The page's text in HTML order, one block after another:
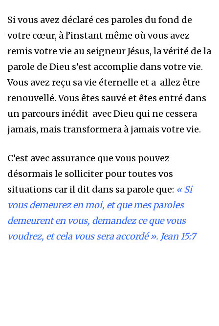
Si vous avez déclaré ces paroles du fond de
votre cœur, à l’instant même où vous avez
remis votre vie au seigneur Jésus, la vérité de la
parole de Dieu s’est accomplie dans votre vie.
Vous avez reçu sa vie éternelle et a allez être
renouvellé. Vous êtes sauvé et êtes entré dans
un parcours inédit avec Dieu qui ne cessera
jamais, mais transformera à jamais votre vie.
C’est avec assurance que vous pouvez
désormais le solliciter pour toutes vos
situations car il dit dans sa parole que: « Si
vous demeurez en moi, et que mes paroles
demeurent en vous, demandez ce que vous
voudrez, et cela vous sera accordé ». Jean 15:7